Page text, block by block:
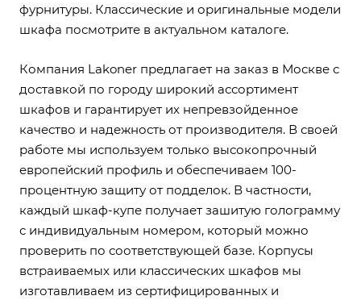
фурнитуры. Классические и оригинальные модели
шкафа посмотрите в актуальном каталоге.
Компания Lakoner предлагает на заказ в Москве с
доставкой по городу широкий ассортимент
шкафов и гарантирует их непревзойденное
качество и надежность от производителя. В своей
работе мы используем только высокопрочный
европейский профиль и обеспечиваем 100-
процентную защиту от подделок. В частности,
каждый шкаф-купе получает зашитую голограмму
с индивидуальным номером, который можно
проверить по соответствующей базе. Корпусы
встраиваемых или классических шкафов мы
изготавливаем из сертифицированных и